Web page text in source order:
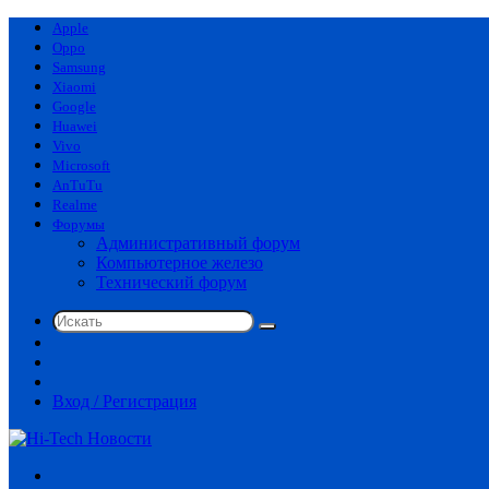
Apple
Oppo
Samsung
Xiaomi
Google
Huawei
Vivo
Microsoft
AnTuTu
Realme
Форумы
Административный форум
Компьютерное железо
Технический форум
Искать
статья
Вход / Регистрация